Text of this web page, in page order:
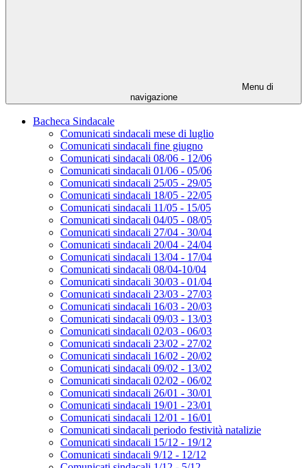
Menu di
navigazione
Bacheca Sindacale
Comunicati sindacali mese di luglio
Comunicati sindacali fine giugno
Comunicati sindacali 08/06 - 12/06
Comunicati sindacali 01/06 - 05/06
Comunicati sindacali 25/05 - 29/05
Comunicati sindacali 18/05 - 22/05
Comunicati sindacali 11/05 - 15/05
Comunicati sindacali 04/05 - 08/05
Comunicati sindacali 27/04 - 30/04
Comunicati sindacali 20/04 - 24/04
Comunicati sindacali 13/04 - 17/04
Comunicati sindacali 08/04-10/04
Comunicati sindacali 30/03 - 01/04
Comunicati sindacali 23/03 - 27/03
Comunicati sindacali 16/03 - 20/03
Comunicati sindacali 09/03 - 13/03
Comunicati sindacali 02/03 - 06/03
Comunicati sindacali 23/02 - 27/02
Comunicati sindacali 16/02 - 20/02
Comunicati sindacali 09/02 - 13/02
Comunicati sindacali 02/02 - 06/02
Comunicati sindacali 26/01 - 30/01
Comunicati sindacali 19/01 - 23/01
Comunicati sindacali 12/01 - 16/01
Comunicati sindacali periodo festività natalizie
Comunicati sindacali 15/12 - 19/12
Comunicati sindacali 9/12 - 12/12